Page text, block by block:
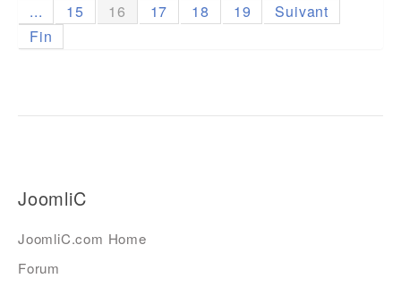
...
15 16 17 18 19
Suivant
Fin
JoomliC
JoomliC.com Home
Forum